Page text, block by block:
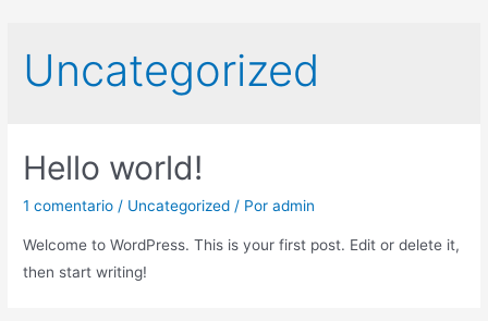
contenido
Uncategorized
Hello world!
1 comentario / Uncategorized / Poradmin
Welcome to WordPress. This is your first post. Edit or delete it,
then start writing!